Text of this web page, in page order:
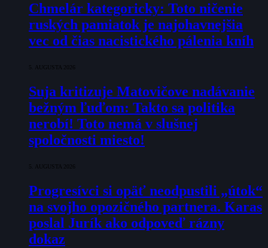
Chmelár kategoricky: Toto ničenie
ruských pamiatok je najohavnejšia
vec od čias nacistického pálenia kníh
5. AUGUSTA 2026
Suja kritizuje Matovičove nadávanie
bežným ľuďom: Takto sa politika
nerobí! Toto nemá v slušnej
spoločnosti miesto!
5. AUGUSTA 2026
Progresívci si opäť neodpustili „útok“
na svojho opozičného partnera. Karas
poslal Jurík ako odpoveď rázny
dokaz